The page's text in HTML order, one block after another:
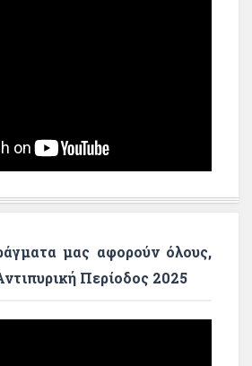
μας αφορούν όλους,
Περίοδος 2025